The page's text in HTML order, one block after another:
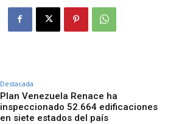
Destacada
Plan Venezuela Renace ha
inspeccionado 52.664 edificaciones
en siete estados del país